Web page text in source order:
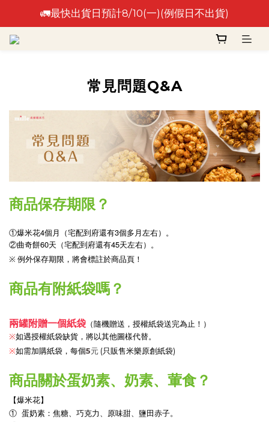
🚛最快出貨日預計8/10(一)(例假日不出貨)
🚛最快出貨日預計8/10(一)(例假日不出貨)
⚠️出貨日非到貨日，實際到貨依物流作業時間為準⚠️
常見問題Q&A
商品保存期限？
①爆米花4個月（宅配到府還有3個多月左右）。
②曲奇餅60天（宅配到府還有45天左右）。
※ 例外保存期限，將會標註於商品頁！
商品有附紙袋嗎？
兩罐附贈一個紙袋 （隨機贈送，授權紙袋送完為止！）
※如遇授權紙袋缺貨，將以其他圖樣代替。
※如需加購紙袋，每個5元 (只販售米樂原創紙袋)
商品關於蛋奶素、奶素、葷食？
【爆米花】
① 蛋奶素：焦糖、巧克力、原味甜、鹽田赤子。